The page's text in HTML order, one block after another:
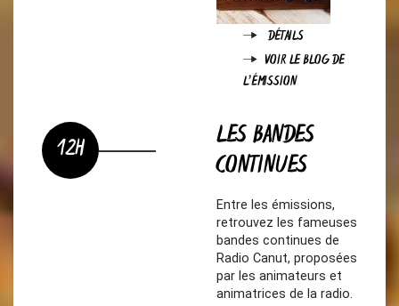
DÉTAILS
VOIR LE BLOG DE
L'ÉMISSION
12H
LES BANDES
CONTINUES
Entre les émissions,
retrouvez les fameuses
bandes continues de
Radio Canut, proposées
par les animateurs et
animatrices de la radio.